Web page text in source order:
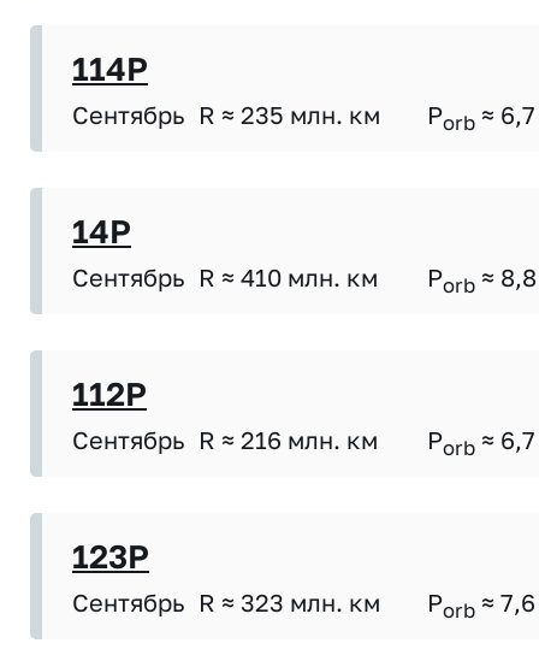
114P
Сентябрь R ≈ 235 млн. км Porb ≈ 6,7
14P
Сентябрь R ≈ 410 млн. км Porb ≈ 8,8
112P
Сентябрь R ≈ 216 млн. км Porb ≈ 6,7
123P
Сентябрь R ≈ 323 млн. км Porb ≈ 7,6